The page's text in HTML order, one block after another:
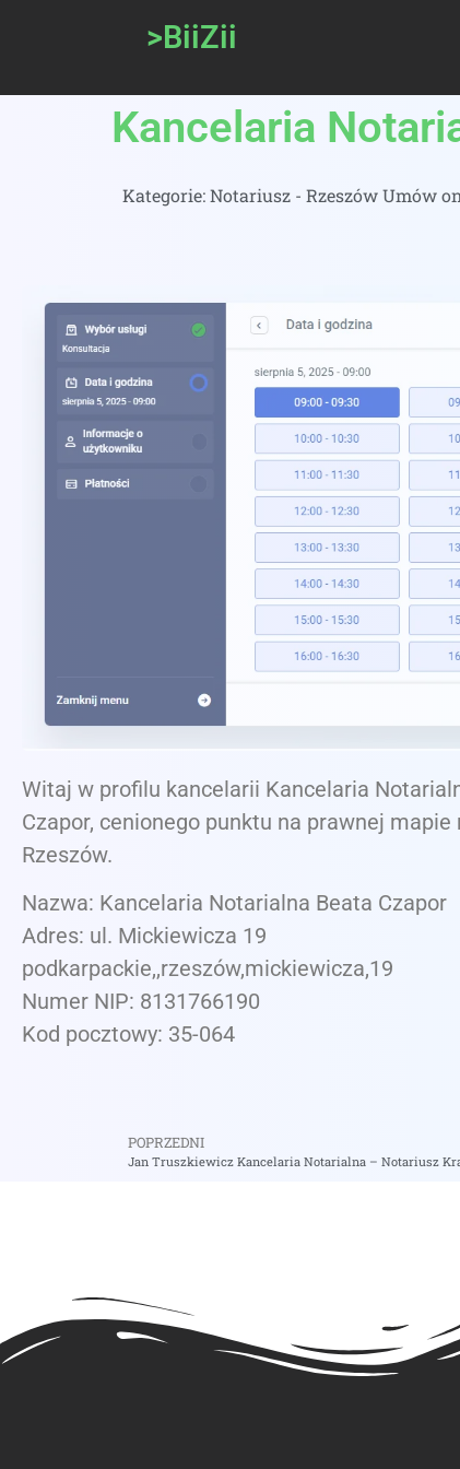
>BiiZii
Kancelaria
Kategorie:Notariusz - Rzeszów Umów
Witaj w profilu kancelarii Kancelaria
Czapor, cenionego punktu na prawnej mapie
Rzeszów.
Nazwa: Kancelaria Notarialna Beata Czapor
Adres: ul. Mickiewicza 19
podkarpackie,,rzeszów,mickiewicza,19
Numer NIP: 8131766190
Kod pocztowy: 35-064
POPRZEDNI
Jan Truszkiewicz Kancelaria Notarialna – Notariusz